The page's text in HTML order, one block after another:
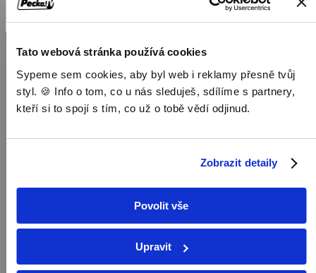
Tato webová stránka používá cookies
Sypeme sem cookies, aby byl web i reklamy přesně tvůj
styl. 🍪 Info o tom, co u nás sleduješ, sdílíme s partnery,
kteří si to spojí s tím, co už o tobě vědí odjinud.
Zobrazit detaily
Povolit vše
Upravit
Dokumenty / Historické dokumenty